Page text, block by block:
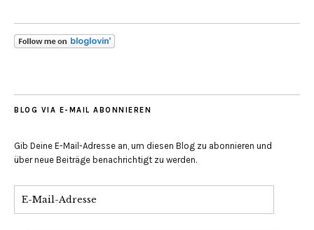
BLOG VIA E-MAIL ABONNIEREN
Gib Deine E-Mail-Adresse an, um diesen Blog zu abonnieren und
über neue Beiträge benachrichtigt zu werden.